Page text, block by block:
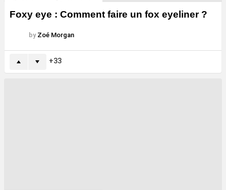
Foxy eye : Comment faire un fox eyeliner ?
by Zoé Morgan
33